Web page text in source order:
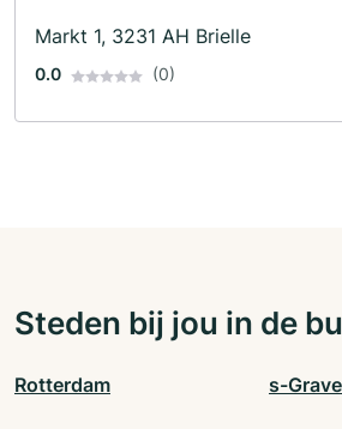
Markt 1, 3231 AH Brielle
0.0 (0)
Steden bij jou in de
Rotterdam s-